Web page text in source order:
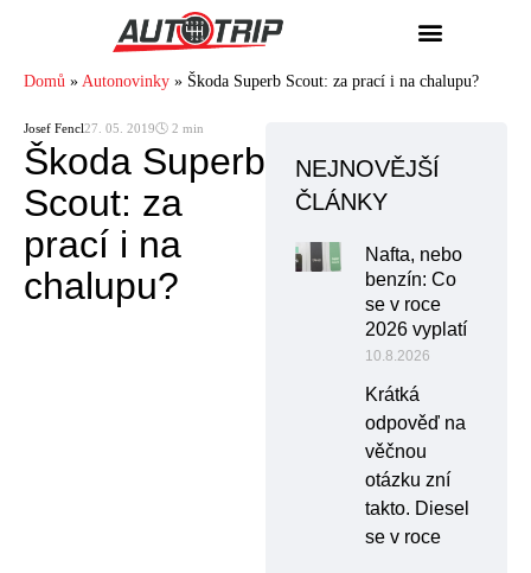
Domů » Autonovinky » Škoda Superb Scout: za prací i na chalupu?
Josef Fencl27. 05. 2019🕓 2 min
Škoda Superb
Scout: za
prací i na
chalupu?
NEJNOVĚJŠÍ
ČLÁNKY
Nafta, nebo
benzín: Co
se v roce
2026 vyplatí
10.8.2026
Krátká
odpověď na
věčnou
otázku zní
takto. Diesel
se v roce